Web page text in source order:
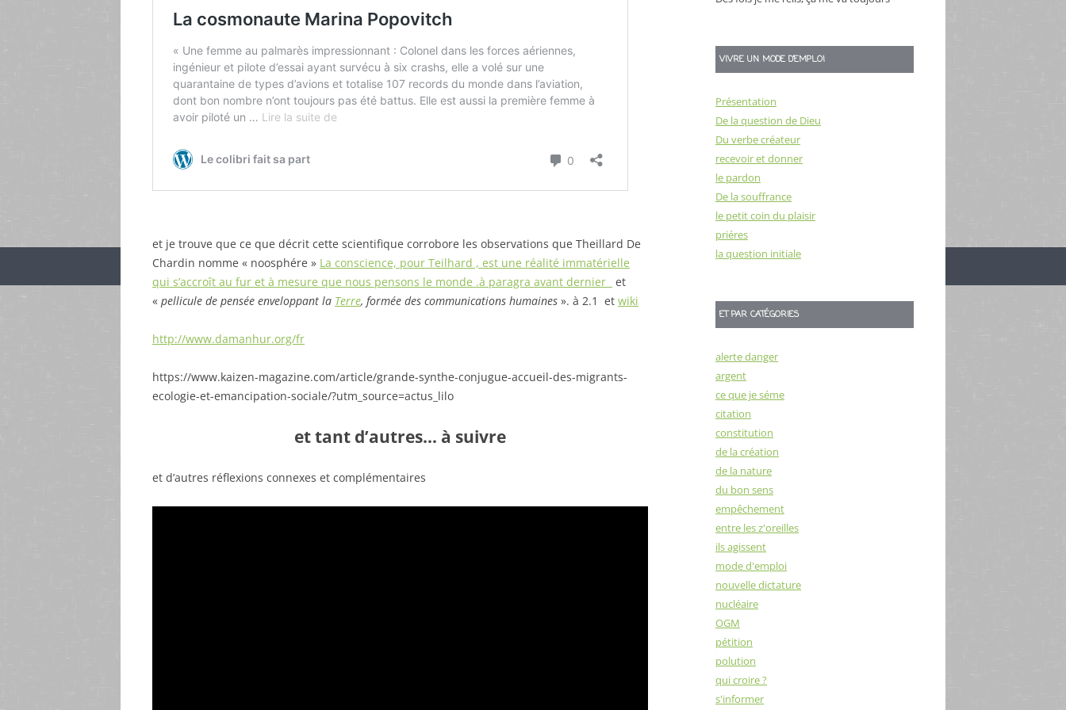
et je trouve que ce que décrit cette scientifique corrobore les observations que Theillard De
Chardin nomme « noosphére » La conscience, pour Teilhard , est une réalité immatérielle
qui s’accroît au fur et à mesure que nous pensons le monde .à paragra avant dernier
et
« pellicule de pensée enveloppant la Terre, formée des communications humaines ». à 2.1 et wiki
http://www.damanhur.org/fr
https://www.kaizen-magazine.com/article/grande-synthe-conjugue-accueil-des-migrants-
ecologie-et-emancipation-sociale/?utm_source=actus_lilo
et tant d’autres… à suivre
et d’autres réflexions connexes et complémentaires
VIVRE UN MODE D’EMPLOI
Présentation
De la question de Dieu
Du verbe créateur
recevoir et donner
le pardon
De la souffrance
le petit coin du plaisir
priéres
la question initiale
ET PAR CATÉGORIES
alerte danger
argent
ce que je séme
citation
constitution
de la création
de la nature
du bon sens
empêchement
entre les z'oreilles
ils agissent
mode d'emploi
nouvelle dictature
nucléaire
OGM
pétition
polution
qui croire ?
s'informer